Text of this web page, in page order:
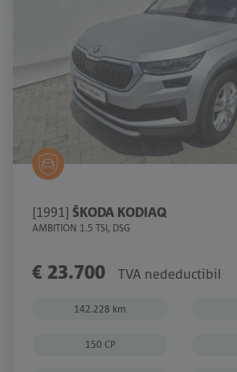
[1991] ŠKODA KODIAQ
AMBITION 1.5 TSI, DSG
€ 23.700 TVA nedeductibil
142.228 km
150 CP